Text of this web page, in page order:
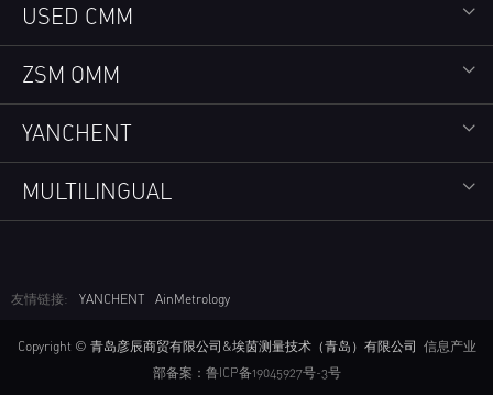
USED CMM
ZSM OMM
YANCHENT
MULTILINGUAL
友情链接: YANCHENT AinMetrology
Copyright © 青岛彦辰商贸有限公司&埃茵测量技术（青岛）有限公司 信息产业
部备案：鲁ICP备19045927号-3号